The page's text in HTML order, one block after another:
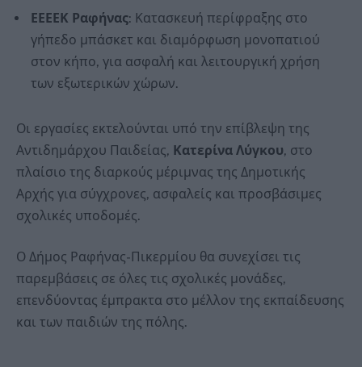
ΕΕΕΕΚ Ραφήνας: Κατασκευή περίφραξης στο
γήπεδο μπάσκετ και διαμόρφωση μονοπατιού
στον κήπο, για ασφαλή και λειτουργική χρήση
των εξωτερικών χώρων.
Οι εργασίες εκτελούνται υπό την επίβλεψη της
Αντιδημάρχου Παιδείας, Κατερίνα Λύγκου, στο
πλαίσιο της διαρκούς μέριμνας της Δημοτικής
Αρχής για σύγχρονες, ασφαλείς και προσβάσιμες
σχολικές υποδομές.
Ο Δήμος Ραφήνας-Πικερμίου θα συνεχίσει τις
παρεμβάσεις σε όλες τις σχολικές μονάδες,
επενδύοντας έμπρακτα στο μέλλον της εκπαίδευσης
και των παιδιών της πόλης.